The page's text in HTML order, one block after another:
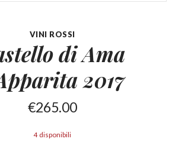
VINI ROSSI
di Ama
2017
€265.00
4 disponibili